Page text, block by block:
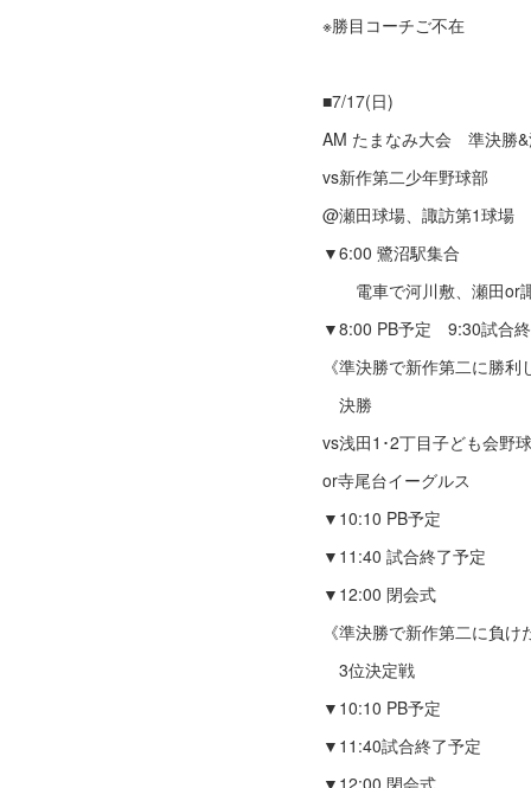
※勝目コーチご不在
■7/17(日)
AM たまなみ大会 準決勝&
vs新作第二少年野球部
@瀬田球場、諏訪第1球場
▼6:00 鷺沼駅集合
電車で河川敷、瀬田or
▼8:00 PB予定 9:30試合
《準決勝で新作第二に勝利
決勝
vs浅田1･2丁目子ども会野
or寺尾台イーグルス
▼10:10 PB予定
▼11:40 試合終了予定
▼12:00 閉会式
《準決勝で新作第二に負け
3位決定戦
▼10:10 PB予定
▼11:40試合終了予定
▼12:00 閉会式